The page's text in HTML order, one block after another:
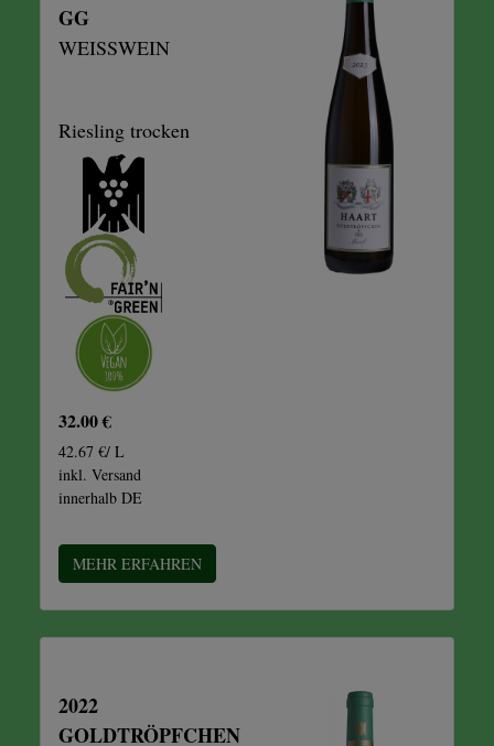
GG
WEISSWEIN
Riesling trocken
32.00 €
42.67 €/ L
inkl. Versand
innerhalb DE
MEHR ERFAHREN
2022
GOLDTRÖPFCHEN